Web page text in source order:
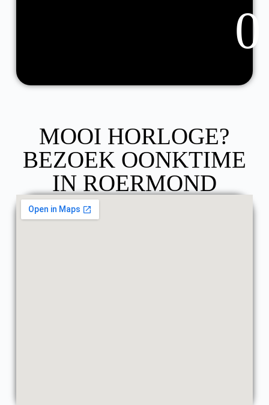
0
MOOI HORLOGE?
BEZOEK OONKTIME
IN ROERMOND